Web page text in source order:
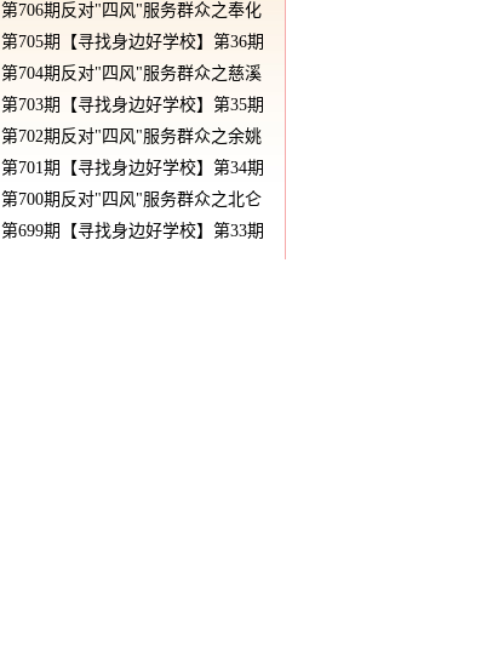
第706期反对"四风"服务群众之奉化
第705期【寻找身边好学校】第36期
第704期反对"四风"服务群众之慈溪
第703期【寻找身边好学校】第35期
第702期反对"四风"服务群众之余姚
第701期【寻找身边好学校】第34期
第700期反对"四风"服务群众之北仑
第699期【寻找身边好学校】第33期